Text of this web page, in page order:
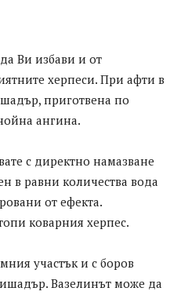
Ви избави и от
херпеси. При афти в
приготвена по
ангина.
с директно намазване
в равни количества вода
от ефекта.
коварния херпес.
участък и с боров
Вазелинът може да